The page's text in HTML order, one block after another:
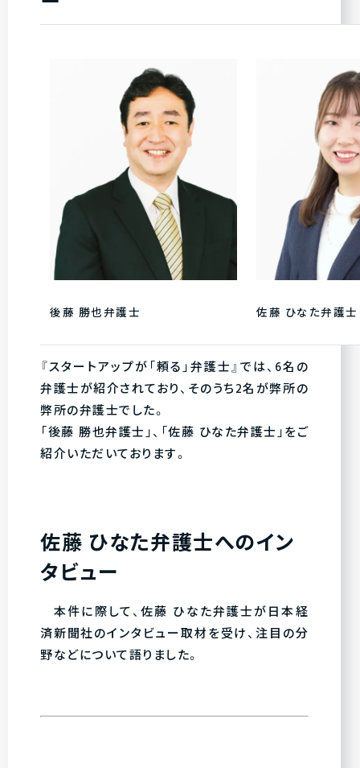
後藤 勝也弁護士 佐藤 ひなた弁護士
『スタートアップが「頼る」弁護士』では、6名の
弁護士が紹介されており、そのうち2名が弊所の
弊所の弁護士でした。
「後藤 勝也弁護士」、「佐藤 ひなた弁護士」をご
紹介いただいております。
佐藤 ひなた弁護士へのイン
タビュー
本件に際して、佐藤 ひなた弁護士が日本経
済新聞社のインタビュー取材を受け、注目の分
野などについて語りました。